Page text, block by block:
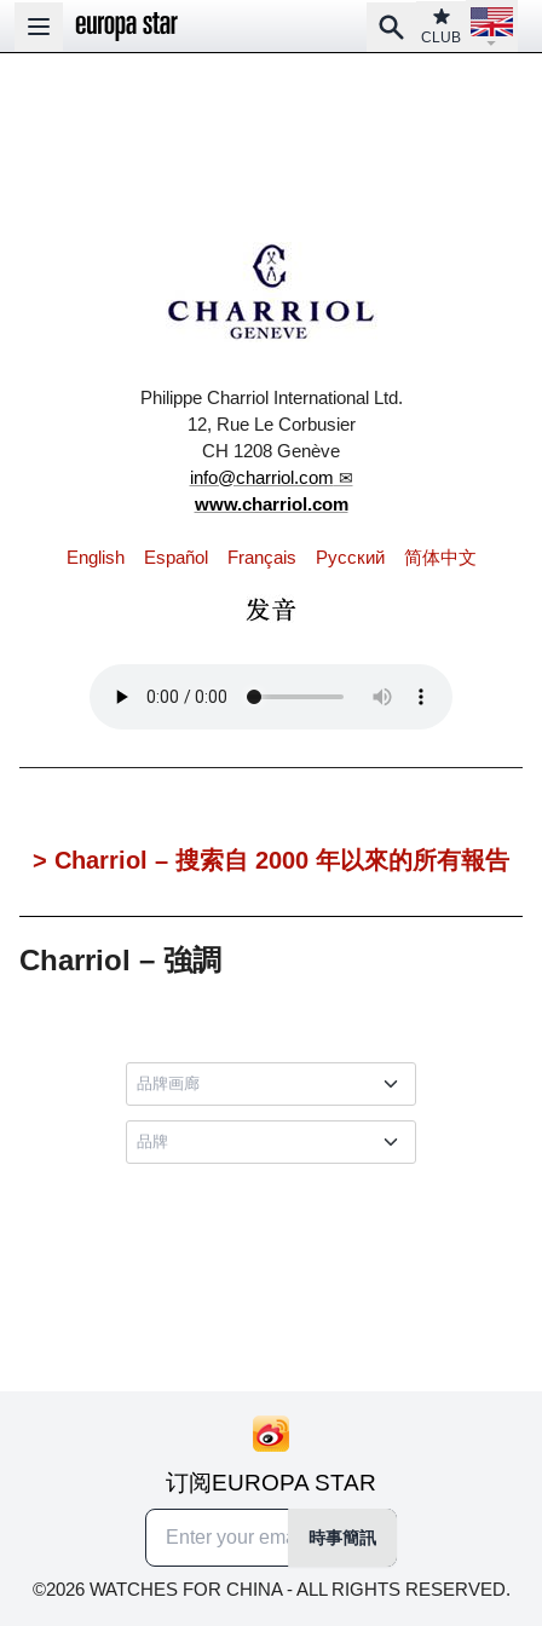
Open main menu
SearchClub
CLUB
Open
Philippe Charriol International Ltd.
12, Rue Le Corbusier
CH 1208 Genève
info@charriol.com
www.charriol.com
English Español Français Pусский 简体中文
> Charriol – 搜索自 2000 年以來的所有報告
Charriol – 強調
订阅EUROPA STAR
時事簡訊
©2026 WATCHES FOR CHINA - ALL RIGHTS RESERVED.